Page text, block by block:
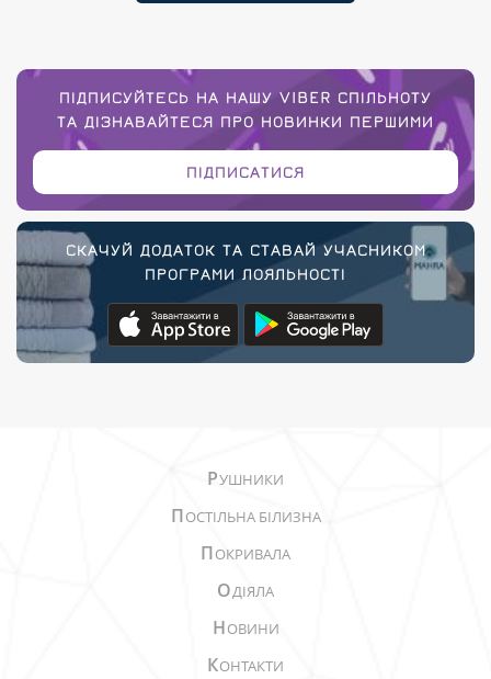
ПІДПИСУЙТЕСЬ НА НАШУ VIBER СПІЛЬНОТУ
ТА ДІЗНАВАЙТЕСЯ ПРО НОВИНКИ ПЕРШИМИ
ПІДПИСАТИСЯ
СКАЧУЙ ДОДАТОК ТА СТАВАЙ УЧАСНИКОМ
ПРОГРАМИ ЛОЯЛЬНОСТІ
РУШНИКИ
ПОСТІЛЬНА БІЛИЗНА
ПОКРИВАЛА
ОДІЯЛА
НОВИНИ
КОНТАКТИ